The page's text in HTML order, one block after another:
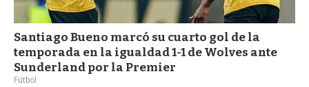
Santiago Bueno marcó su cuarto gol de la
temporada en la igualdad 1-1 de Wolves ante
Sunderland por la Premier
Fútbol